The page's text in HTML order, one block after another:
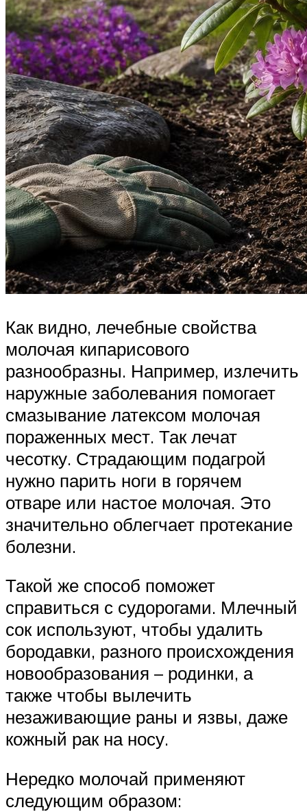
Как видно, лечебные свойства
молочая кипарисового
разнообразны. Например, излечить
наружные заболевания помогает
смазывание латексом молочая
пораженных мест. Так лечат
чесотку. Страдающим подагрой
нужно парить ноги в горячем
отваре или настое молочая. Это
значительно облегчает протекание
болезни.
Такой же способ поможет
справиться с судорогами. Млечный
сок используют, чтобы удалить
бородавки, разного происхождения
новообразования – родинки, а
также чтобы вылечить
незаживающие раны и язвы, даже
кожный рак на носу.
Нередко молочай применяют
следующим образом: